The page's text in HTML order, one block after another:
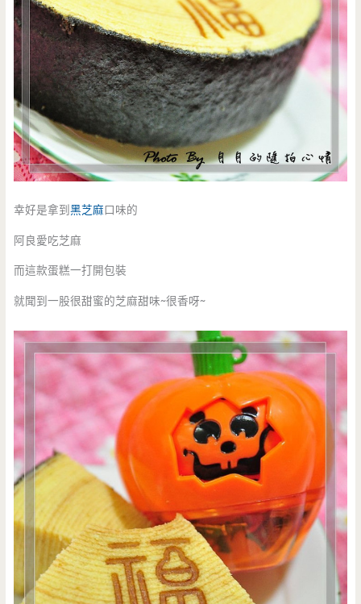
幸好是拿到黑芝麻口味的
阿良愛吃芝麻
而這款蛋糕一打開包裝
就聞到一股很甜蜜的芝麻甜味~很香呀~